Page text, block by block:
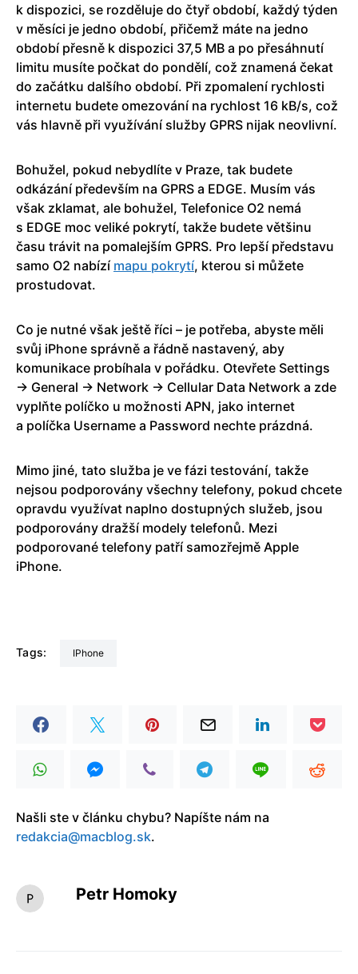
k dispozici, se rozděluje do čtyř období, každý týden
v měsíci je jedno období, přičemž máte na jedno
období přesně k dispozici 37,5 MB a po přesáhnutí
limitu musíte počkat do pondělí, což znamená čekat
do začátku dalšího období. Při zpomalení rychlosti
internetu budete omezování na rychlost 16 kB/s, což
vás hlavně při využívání služby GPRS nijak neovlivní.
Bohužel, pokud nebydlíte v Praze, tak budete
odkázání především na GPRS a EDGE. Musím vás
však zklamat, ale bohužel, Telefonice O2 nemá
s EDGE moc veliké pokrytí, takže budete většinu
času trávit na pomalejším GPRS. Pro lepší představu
samo O2 nabízí mapu pokrytí, kterou si můžete
prostudovat.
Co je nutné však ještě říci – je potřeba, abyste měli
svůj iPhone správně a řádně nastavený, aby
komunikace probíhala v pořádku. Otevřete Settings
→ General → Network → Cellular Data Network a zde
vyplňte políčko u možnosti APN, jako internet
a políčka Username a Password nechte prázdná.
Mimo jiné, tato služba je ve fázi testování, takže
nejsou podporovány všechny telefony, pokud chcete
opravdu využívat naplno dostupných služeb, jsou
podporovány dražší modely telefonů. Mezi
podporované telefony patří samozřejmě Apple
iPhone.
Tags: iPhone
Našli ste v článku chybu? Napíšte nám na
redakcia@macblog.sk.
Petr Homoky